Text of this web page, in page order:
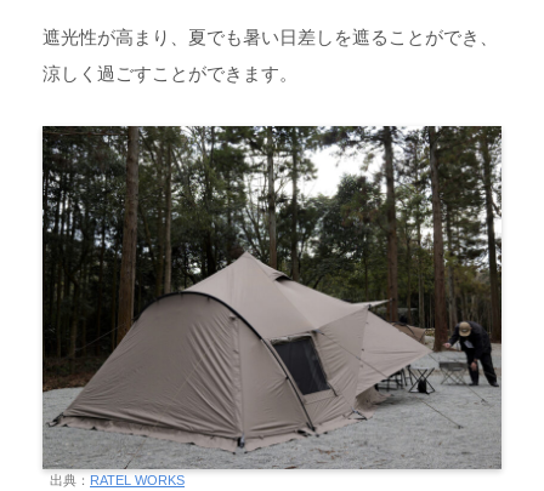
遮光性が高まり、夏でも暑い日差しを遮ることができ、
涼しく過ごすことができます。
出典： RATEL WORKS